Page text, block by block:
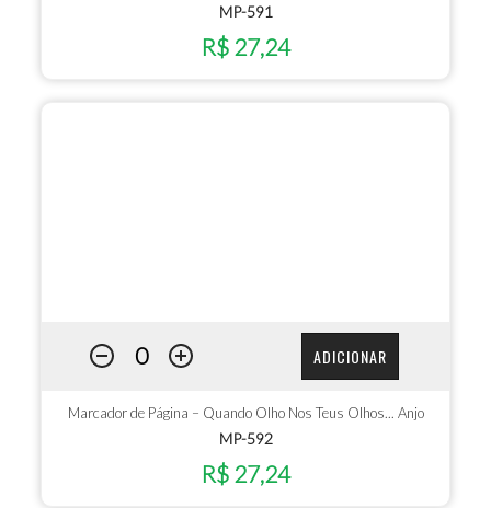
MP-591
R$ 27,24
ADICIONAR
Marcador de Página – Quando Olho Nos Teus Olhos... Anjo
MP-592
R$ 27,24